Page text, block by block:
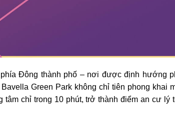
Đông thành phố – nơi được định hướng
Green Park không chỉ tiên phong khai
chỉ trong 10 phút, trở thành điểm an cư